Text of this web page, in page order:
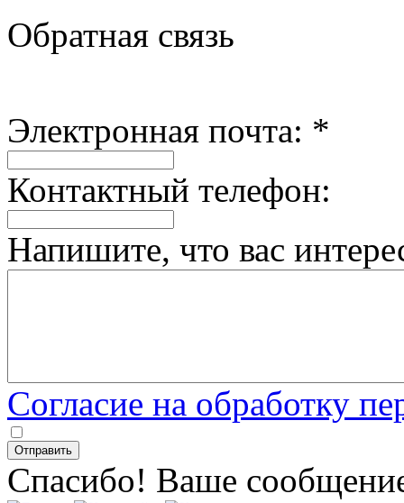
Обратная связь
Электронная почта: *
Контактный телефон:
Напишите, что вас
Согласие на обработку
Спасибо! Ваше